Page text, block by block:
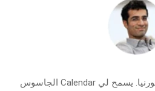
أدير شركة ناشئة في كاليفورنيا. يسمح لي Calendar الجاسوس